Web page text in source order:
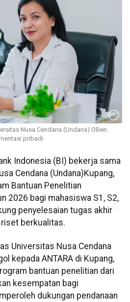
Nusa Cendana (Undana) Ollien
pribadi
Indonesia (BI) bekerja sama
Cendana (Undana)Kupang,
Bantuan Penelitian
2026 bagi mahasiswa S1, S2,
penyelesaian tugas akhir
berkualitas.
Universitas Nusa Cendana
kepada ANTARA di Kupang,
bantuan penelitian dari
kesempatan bagi
dukungan pendanaan